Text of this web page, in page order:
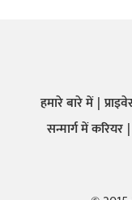
हमारे बारे में
सन्मार्ग में करियर